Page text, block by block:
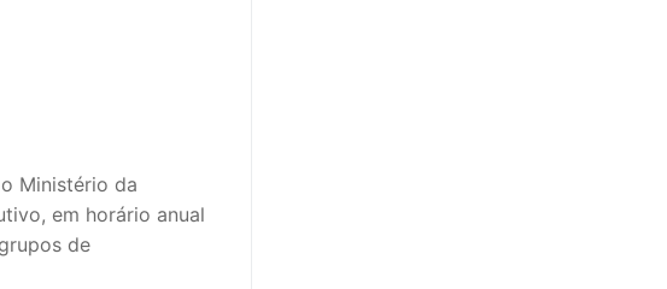
Ministério da
em horário anual
de